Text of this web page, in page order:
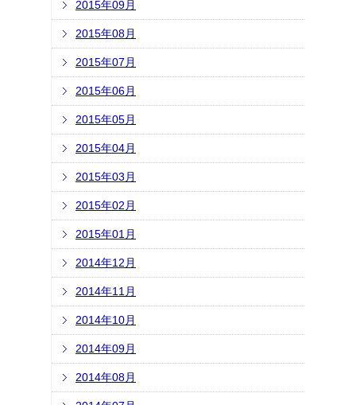
2015年09月
2015年08月
2015年07月
2015年06月
2015年05月
2015年04月
2015年03月
2015年02月
2015年01月
2014年12月
2014年11月
2014年10月
2014年09月
2014年08月